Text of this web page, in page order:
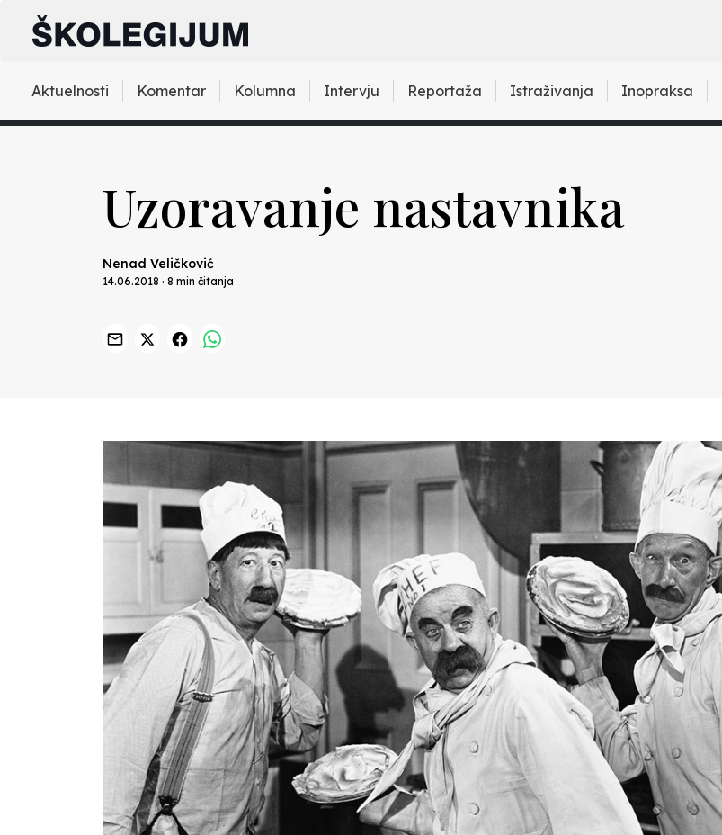
Aktuelnosti Komentar Kolumna Intervju Reportaža Istraživanja Inopraksa
Uzoravanje nastavnika
Nenad Veličković
14.06.2018 · 8 min čitanja